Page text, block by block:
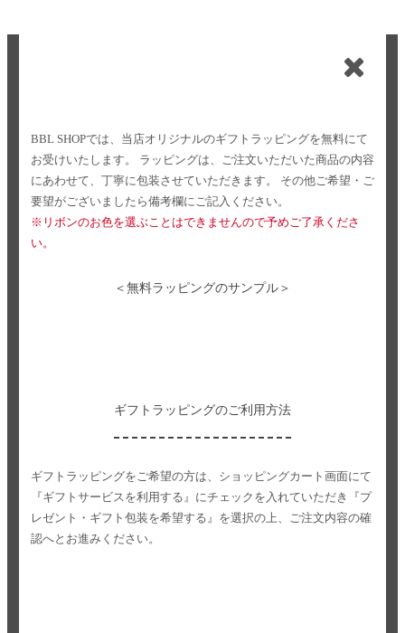
BBL SHOPでは、当店オリジナルのギフトラッピングを無料にて
お受けいたします。
ラッピングは、ご注文いただいた商品の内容
にあわせて、丁寧に包装させていただきます。
その他ご希望・ご
要望がございましたら備考欄にご記入ください。
※リボンのお色を選ぶことはできませんので予めご了承くださ
い。
＜無料ラッピングのサンプル＞
ギフトラッピングのご利用方法
ギフトラッピングをご希望の方は、ショッピングカート画面にて
『ギフトサービスを利用する』にチェックを入れていただき
『プ
レゼント・ギフト包装を希望する』を選択の上、ご注文内容の確
認へとお進みください。